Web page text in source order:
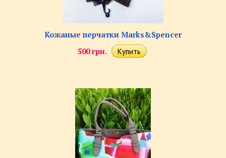
Кожаные перчатки Marks&Spencer
500 грн.